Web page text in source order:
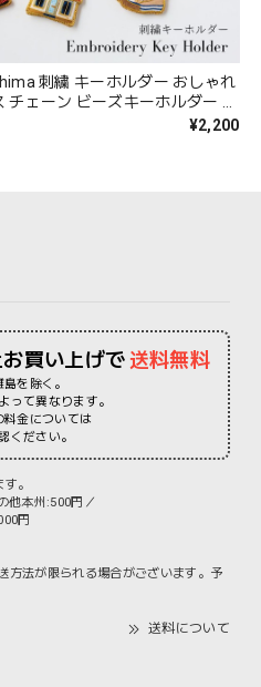
刺繍 キーホルダー おしゃれ
チェーン ビーズキーホルダー ハ
インド製 プレゼント ギフト パ
¥2,200
買い上げで送料無料
を除く。
って異なります。
金については
ください。
。
他本州:500円／
円
方法が限られる場合がございます。予
送料について